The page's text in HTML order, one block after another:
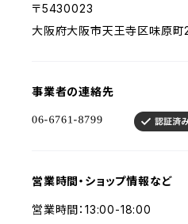
〒5430023
大阪府大阪市天王寺区味原町
事業者の連絡先
営業時間・ショップ情報など
営業時間：13:00-18:00